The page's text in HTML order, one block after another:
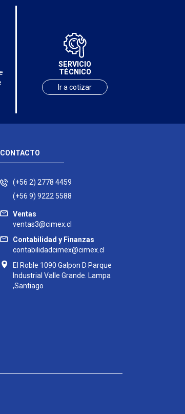
SERVICIO
TÉCNICO
Ir a cotizar
CONTACTO
(+56 2) 2778 4459
(+56 9) 9222 5588
Ventas
ventas3@cimex.cl
Contabilidad y Finanzas
contabilidadcimex@cimex.cl
El Roble 1090 Galpon D Parque
Industrial Valle Grande. Lampa
,Santiago